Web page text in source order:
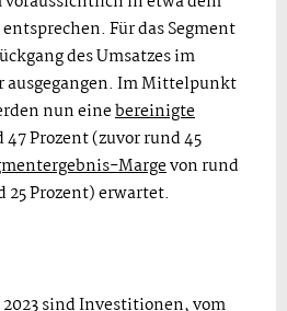
Für das Segment
des Umsatzes im
ausgegangen. Im Mittelpunkt
nun einebereinigte
Prozent (zuvor rund 45
Margevon rund
25 Prozent) erwartet.
sindInvestitionen, vom